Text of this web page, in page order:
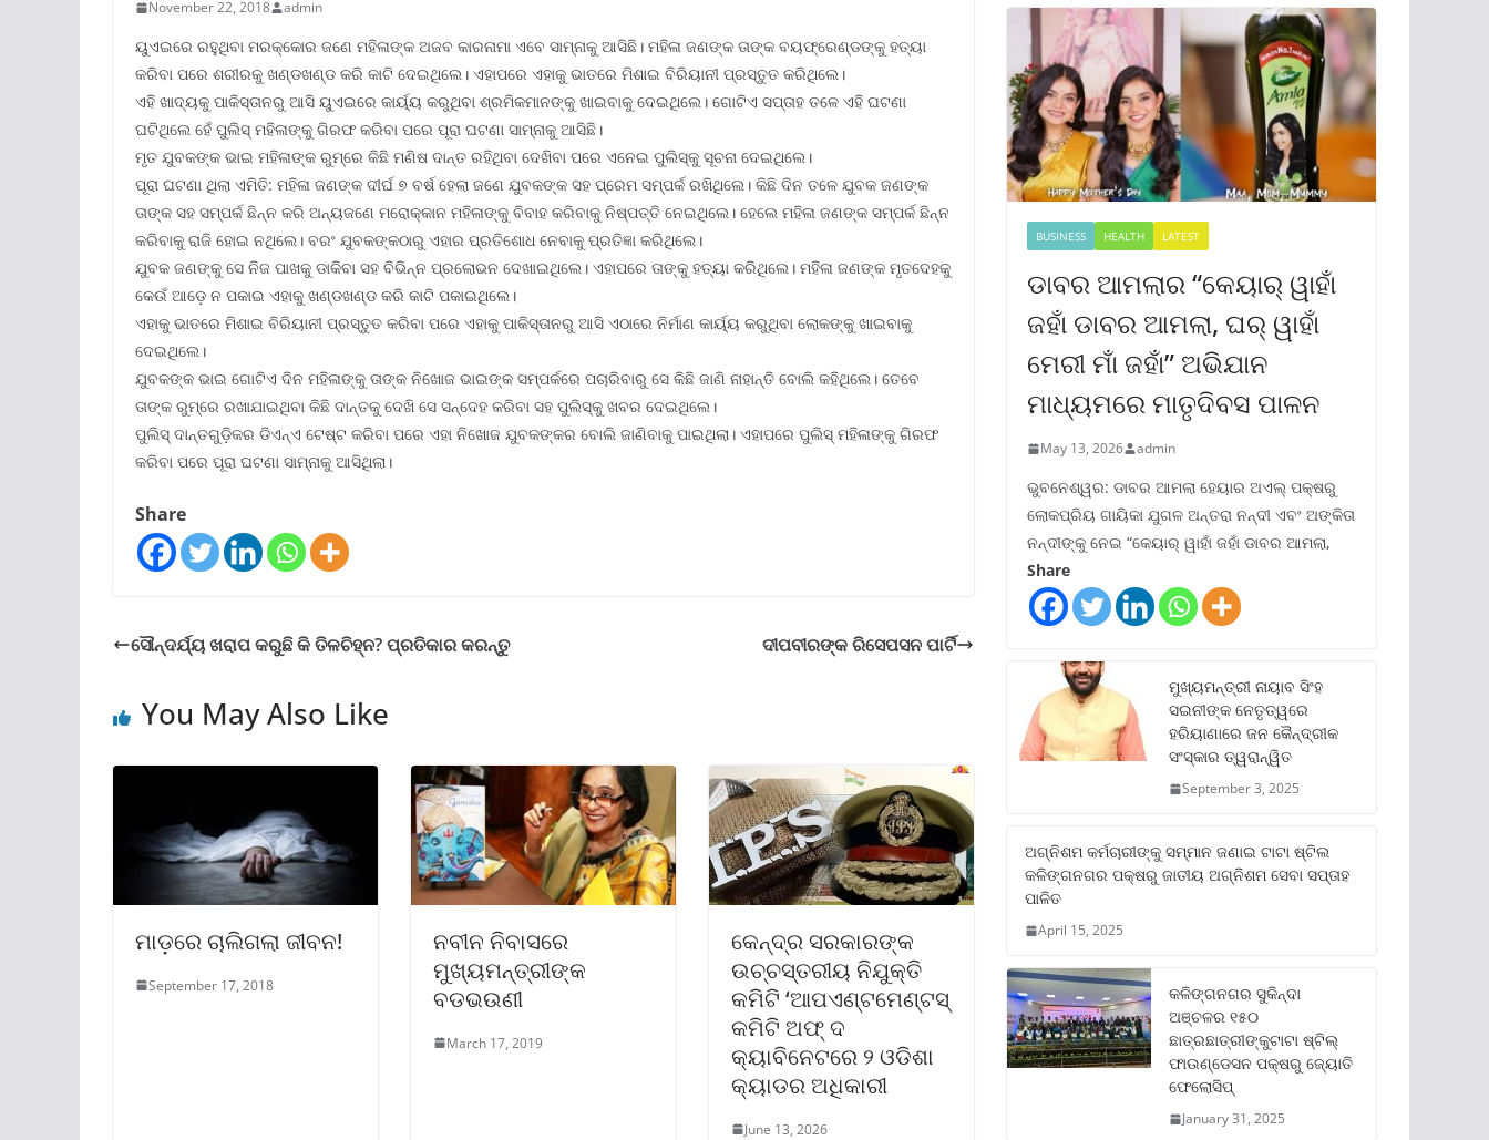
November 22, 2018 admin
ୟୁଏଇରେ ରହୁଥିବା ମରକ୍କୋର ଜଣେ ମହିଳାଙ୍କ ଅଜବ କାରନାମା ଏବେ ସାମ୍ନାକୁ ଆସିଛି। ମହିଳା ଜଣଙ୍କ ତାଙ୍କ ବୟଫ୍ରେଣ୍ଡଙ୍କୁ ହତ୍ୟା
କରିବା ପରେ ଶରୀରକୁ ଖଣ୍ଡଖଣ୍ଡ କରି କାଟି ଦେଇଥିଲେ। ଏହାପରେ ଏହାକୁ ଭାତରେ ମିଶାଇ ବିରିୟାନୀ ପ୍ରସ୍ତୁତ କରିଥିଲେ।
ଏହି ଖାଦ୍ୟକୁ ପାକିସ୍ତାନରୁ ଆସି ୟୁଏଇରେ କାର୍ୟ୍ୟ କରୁଥିବା ଶ୍ରମିକମାନଙ୍କୁ ଖାଇବାକୁ ଦେଇଥିଲେ। ଗୋଟିଏ ସପ୍ତାହ ତଳେ ଏହି ଘଟଣା
ଘଟିଥିଲେ ହେଁ ପୁଲିସ୍ ମହିଳାଙ୍କୁ ଗିରଫ କରିବା ପରେ ପୂରା ଘଟଣା ସାମ୍ନାକୁ ଆସିଛି।
ମୃତ ଯୁବକଙ୍କ ଭାଇ ମହିଳାଙ୍କ ରୁମ୍ରେ କିଛି ମଣିଷ ଦାନ୍ତ ରହିଥିବା ଦେଖିବା ପରେ ଏନେଇ ପୁଲିସ୍କୁ ସୂଚନା ଦେଇଥିଲେ।
ପୂରା ଘଟଣା ଥିଲା ଏମିତି: ମହିଳା ଜଣଙ୍କ ଦୀର୍ଘ ୭ ବର୍ଷ ହେଲା ଜଣେ ଯୁବକଙ୍କ ସହ ପ୍ରେମ ସମ୍ପର୍କ ରଖିଥିଲେ। କିଛି ଦିନ ତଳେ ଯୁବକ ଜଣଙ୍କ
ତାଙ୍କ ସହ ସମ୍ପର୍କ ଛିନ୍ନ କରି ଅନ୍ୟଜଣେ ମରୋକ୍କାନ ମହିଳାଙ୍କୁ ବିବାହ କରିବାକୁ ନିଷ୍ପତ୍ତି ନେଇଥିଲେ। ହେଲେ ମହିଳା ଜଣଙ୍କ ସମ୍ପର୍କ ଛିନ୍ନ
କରିବାକୁ ରାଜି ହୋଇ ନଥିଲେ। ବରଂ ଯୁବକଙ୍କଠାରୁ ଏହାର ପ୍ରତିଶୋଧ ନେବାକୁ ପ୍ରତିଜ୍ଞା କରିଥିଲେ।
ଯୁବକ ଜଣଙ୍କୁ ସେ ନିଜ ପାଖକୁ ଡାକିବା ସହ ବିଭିନ୍ନ ପ୍ରଲୋଭନ ଦେଖାଇଥିଲେ। ଏହାପରେ ତାଙ୍କୁ ହତ୍ୟା କରିଥିଲେ। ମହିଳା ଜଣଙ୍କ ମୃତଦେହକୁ
କେଉଁ ଆଡ଼େ ନ ପକାଇ ଏହାକୁ ଖଣ୍ଡଖଣ୍ଡ କରି କାଟି ପକାଇଥିଲେ।
ଏହାକୁ ଭାତରେ ମିଶାଇ ବିରିୟାନୀ ପ୍ରସ୍ତୁତ କରିବା ପରେ ଏହାକୁ ପାକିସ୍ତାନରୁ ଆସି ଏଠାରେ ନିର୍ମାଣ କାର୍ୟ୍ୟ କରୁଥିବା ଲୋକଙ୍କୁ ଖାଇବାକୁ
ଦେଇଥିଲେ।
ଯୁବକଙ୍କ ଭାଇ ଗୋଟିଏ ଦିନ ମହିଳାଙ୍କୁ ତାଙ୍କ ନିଖୋଜ ଭାଇଙ୍କ ସମ୍ପର୍କରେ ପଚାରିବାରୁ ସେ କିଛି ଜାଣି ନାହାନ୍ତି ବୋଲି କହିଥିଲେ। ତେବେ
ତାଙ୍କ ରୁମ୍ରେ ରଖାଯାଇଥିବା କିଛି ଦାନ୍ତକୁ ଦେଖି ସେ ସନ୍ଦେହ କରିବା ସହ ପୁଲିସ୍କୁ ଖବର ଦେଇଥିଲେ।
ପୁଲିସ୍ ଦାନ୍ତଗୁଡ଼ିକର ଡିଏନ୍ଏ ଟେଷ୍ଟ କରିବା ପରେ ଏହା ନିଖୋଜ ଯୁବକଙ୍କର ବୋଲି ଜାଣିବାକୁ ପାଇଥିଲା। ଏହାପରେ ପୁଲିସ୍ ମହିଳାଙ୍କୁ ଗିରଫ
କରିବା ପରେ ପୂରା ଘଟଣା ସାମ୍ନାକୁ ଆସିଥିଲା।
Share
ସୌନ୍ଦର୍ଯ୍ୟ ଖରାପ କରୁଛି କି ତିଳଚିହ୍ନ? ପ୍ରତିକାର କରନ୍ତୁ ଦୀପବୀରଙ୍କ ରିସେପସନ ପାର୍ଟି
You May Also Like
ମାଡ଼ରେ ଚାଲିଗଲା ଜୀବନ!
September 17, 2018
ନବୀନ ନିବାସରେ
ମୁଖ୍ୟମନ୍ତ୍ରୀଙ୍କ
ବଡଭଉଣୀ
March 17, 2019
କେନ୍ଦ୍ର ସରକାରଙ୍କ
ଉଚ୍ଚସ୍ତରୀୟ ନିଯୁକ୍ତି
କମିଟି ‘ଆପଏଣ୍ଟମେଣ୍ଟସ୍
କମିଟି ଅଫ୍ ଦ
କ୍ୟାବିନେଟରେ ୨ ଓଡିଶା
କ୍ୟାଡର ଅଧିକାରୀ
June 13, 2026
BUSINESS HEALTH LATEST
ଡାବର ଆମଲାର “କେୟାର୍ ୱାହାଁ
ଜହାଁ ଡାବର ଆମଲା, ଘର୍ ୱାହାଁ
ମେରୀ ମାଁ ଜହାଁ” ଅଭିଯାନ
ମାଧ୍ୟମରେ ମାତୃଦିବସ ପାଳନ
May 13, 2026 admin
ଭୁବନେଶ୍ୱର: ଡାବର ଆମଲା ହେୟାର ଅଏଲ୍ ପକ୍ଷରୁ
ଲୋକପ୍ରିୟ ଗାୟିକା ଯୁଗଳ ଅନ୍ତରା ନନ୍ଦୀ ଏବଂ ଅଙ୍କିତା
ନନ୍ଦୀଙ୍କୁ ନେଇ “କେୟାର୍ ୱାହାଁ ଜହାଁ ଡାବର ଆମଲା,
Share
ମୁଖ୍ୟମନ୍ତ୍ରୀ ନାୟାବ ସିଂହ
ସଇନୀଙ୍କ ନେତୃତ୍ୱରେ
ହରିୟାଣାରେ ଜନ କୈନ୍ଦ୍ରୀକ
ସଂସ୍କାର ତ୍ୱରାନ୍ୱିତ
September 3, 2025
ଅଗ୍ନିଶମ କର୍ମଚାରୀଙ୍କୁ ସମ୍ମାନ ଜଣାଇ ଟାଟା ଷ୍ଟିଲ
କଳିଙ୍ଗନଗର ପକ୍ଷରୁ ଜାତୀୟ ଅଗ୍ନିଶମ ସେବା ସପ୍ତାହ
ପାଳିତ
April 15, 2025
କଳିଙ୍ଗନଗର ସୁକିନ୍ଦା
ଅଞ୍ଚଳର ୧୫୦
ଛାତ୍ରଛାତ୍ରୀଙ୍କୁଟାଟା ଷ୍ଟିଲ୍
ଫାଉଣ୍ଡେସନ ପକ୍ଷରୁ ଜ୍ୟୋତି
ଫେଲୋସିପ୍‌
January 31, 2025